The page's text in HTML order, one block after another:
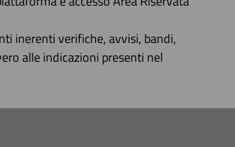
inerenti verifiche, avvisi, bandi,
alle indicazioni presenti nel